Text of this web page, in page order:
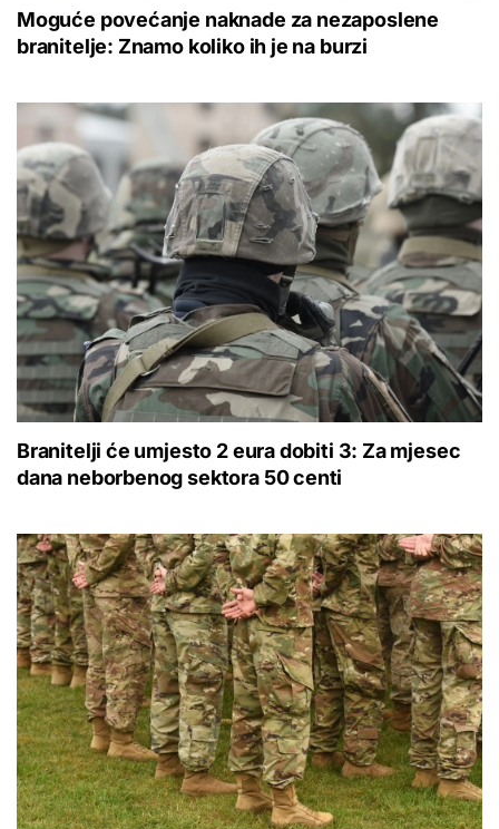
Moguće povećanje naknade za nezaposlene
branitelje: Znamo koliko ih je na burzi
Branitelji će umjesto 2 eura dobiti 3: Za mjesec
dana neborbenog sektora 50 centi